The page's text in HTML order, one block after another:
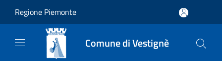
Regione Piemonte
Comune di Vestignè